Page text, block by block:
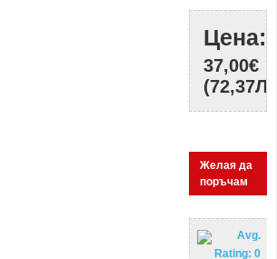
Цена:
37,00€
Желая да
поръчам
Avg.
Rating: 0